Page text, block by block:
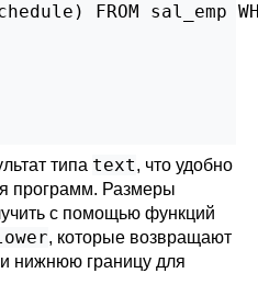
FROM sal_emp
типа text, что удобно
программ. Размеры
с помощью функций
, которые возвращают
нижнюю границу для